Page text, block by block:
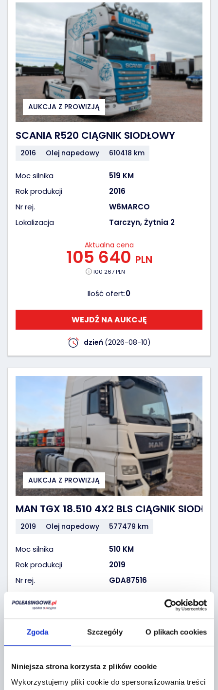
Zgoda Szczegóły O plikach cookies
Niniejsza strona korzysta z plików cookie
Wykorzystujemy pliki cookie do spersonalizowania treści
AUKCJA Z PROWIZJĄ
SCANIA R520 CIĄGNIK SIODŁOWY
2016 Olej napedowy 610418 km
Moc silnika
519 KM
Rok produkcji
2016
Nr rej.
W6MARCO
Lokalizacja
Tarczyn, Żytnia 2
Aktualna cena
105 640 PLN
100 267 PLN
Ilość ofert:0
WEJDŹ NA AUKCJĘ
dzień (2026-08-10)
AUKCJA Z PROWIZJĄ
MAN TGX 18.510 4X2 BLS CIĄGNIK
2019 Olej napedowy 577479 km
Moc silnika
510 KM
Rok produkcji
2019
Nr rej.
GDA87516
Aktualna cena
65 160 PLN
65 160 PLN
Ilość ofert:0